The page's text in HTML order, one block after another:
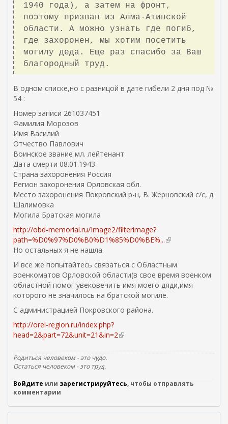
1940 года), а затем на фронт,
поэтому призван из Алма-Атинской
области. А можно узнать где погиб,
где захоронен, мы хотим посетить
могилу деда. Еще раз спасибо за Ваш
благородный труд.
В одном списке,но с разницой в дате гибели 2 дня под №
54 :
Номер записи 261037451
Фамилия Морозов
Имя Василий
Отчество Павлович
Воинское звание мл. лейтенант
Дата смерти 08.01.1943
Страна захоронения Россия
Регион захоронения Орловская обл.
Место захоронения Покровский р-н, В. Жерновский с/с, д.
Шалимовка
Могила Братская могила
http://obd-memorial.ru/Image2/filterimage?
path=%D0%97%D0%B0%D1%85%D0%BE%...(
е
ш
н
я
л
)
Но остальных я не нашла.
И все же попытайтесь связаться с Областным
военкоматов Орловской области(в свое время военком
областной помог увековечить имя моего дяди,имя
которого не значилось на братской могиле.
С администрацией Покровского района.
http://orel-region.ru/index.php?
head=2&part=72&unit=21&in=2(
н
н
я
Родиться человеком - это чудо.
Остаться человеком - это труд.
Войдите или зарегистрируйтесь, чтобы отправлять
комментарии